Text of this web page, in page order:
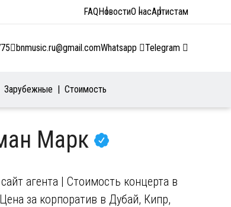
FAQНовостиО насАртистам
bnmusic.ru@gmail.comWhatsapp Telegram
Зарубежные Стоимость
Марк
агента | Стоимость концерта в
за корпоратив в Дубай, Кипр,